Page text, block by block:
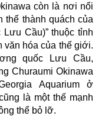
còn là nơi nổi
thể thành quách của
Cầu)” thuộc tỉnh
văn hóa của thế giới.
quốc Lưu Cầu,
Churaumi Okinawa
Aquarium ở
là một thế mạnh
thể bỏ lỡ.